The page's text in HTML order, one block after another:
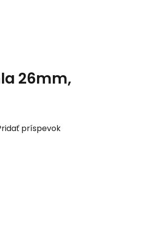
26mm,
príspevok